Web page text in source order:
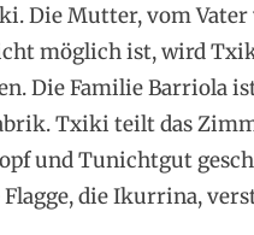
Die Mutter, vom Vater
möglich ist, wird
Die Familie Barriola
Txiki teilt das
und Tunichtgut
die Ikurrina,